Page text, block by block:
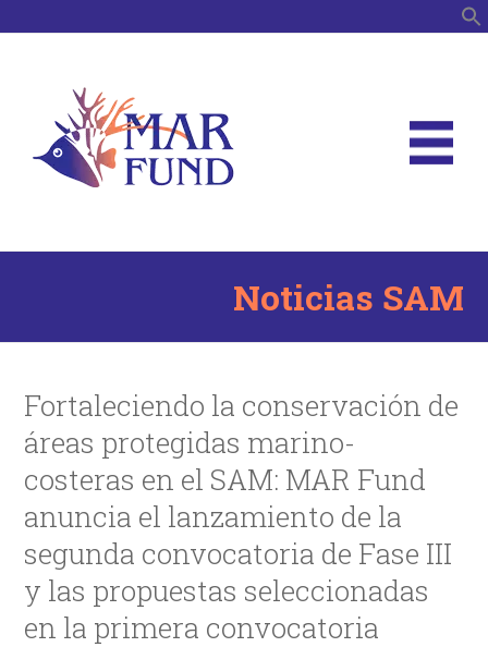
Noticias SAM
Fortaleciendo la conservación de
áreas protegidas marino-
costeras en el SAM: MAR Fund
anuncia el lanzamiento de la
segunda convocatoria de Fase III
y las propuestas seleccionadas
en la primera convocatoria